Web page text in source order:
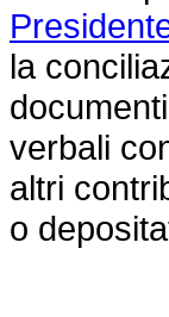
la
verbali
altri
o